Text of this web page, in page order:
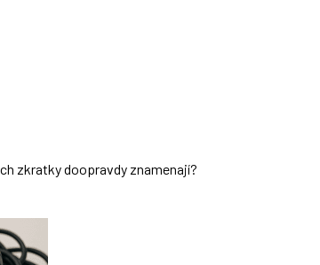
zkratky doopravdy znamenají?